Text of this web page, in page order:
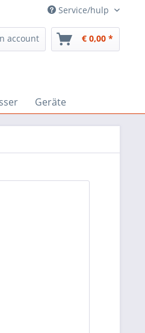
Service/hulp
account € 0,00 *
Geräte